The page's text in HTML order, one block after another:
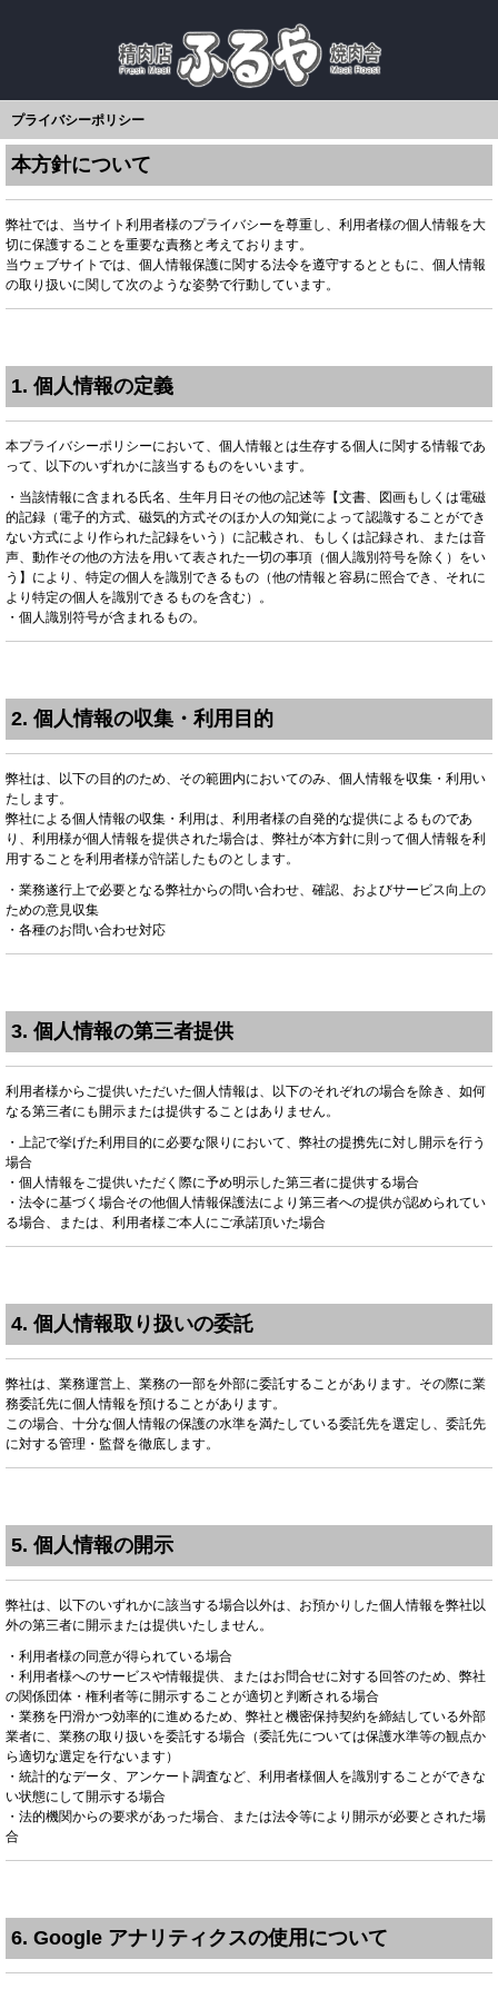
プライバシーポリシー
本方針について
弊社では、当サイト利用者様のプライバシーを尊重し、利用者様の個人情報を大
切に保護することを重要な責務と考えております。
当ウェブサイトでは、個人情報保護に関する法令を遵守するとともに、個人情報
の取り扱いに関して次のような姿勢で行動しています。
1. 個人情報の定義
本プライバシーポリシーにおいて、個人情報とは生存する個人に関する情報であ
って、以下のいずれかに該当するものをいいます。
・当該情報に含まれる氏名、生年月日その他の記述等【文書、図画もしくは電磁
的記録（電子的方式、磁気的方式そのほか人の知覚によって認識することができ
ない方式により作られた記録をいう）に記載され、もしくは記録され、または音
声、動作その他の方法を用いて表された一切の事項（個人識別符号を除く）をい
う】により、特定の個人を識別できるもの（他の情報と容易に照合でき、それに
より特定の個人を識別できるものを含む）。
・個人識別符号が含まれるもの。
2. 個人情報の収集・利用目的
弊社は、以下の目的のため、その範囲内においてのみ、個人情報を収集・利用い
たします。
弊社による個人情報の収集・利用は、利用者様の自発的な提供によるものであ
り、利用様が個人情報を提供された場合は、弊社が本方針に則って個人情報を利
用することを利用者様が許諾したものとします。
・業務遂行上で必要となる弊社からの問い合わせ、確認、およびサービス向上の
ための意見収集
・各種のお問い合わせ対応
3. 個人情報の第三者提供
利用者様からご提供いただいた個人情報は、以下のそれぞれの場合を除き、如何
なる第三者にも開示または提供することはありません。
・上記で挙げた利用目的に必要な限りにおいて、弊社の提携先に対し開示を行う
場合
・個人情報をご提供いただく際に予め明示した第三者に提供する場合
・法令に基づく場合その他個人情報保護法により第三者への提供が認められてい
る場合、または、利用者様ご本人にご承諾頂いた場合
4. 個人情報取り扱いの委託
弊社は、業務運営上、業務の一部を外部に委託することがあります。その際に業
務委託先に個人情報を預けることがあります。
この場合、十分な個人情報の保護の水準を満たしている委託先を選定し、委託先
に対する管理・監督を徹底します。
5. 個人情報の開示
弊社は、以下のいずれかに該当する場合以外は、お預かりした個人情報を弊社以
外の第三者に開示または提供いたしません。
・利用者様の同意が得られている場合
・利用者様へのサービスや情報提供、またはお問合せに対する回答のため、弊社
の関係団体・権利者等に開示することが適切と判断される場合
・業務を円滑かつ効率的に進めるため、弊社と機密保持契約を締結している外部
業者に、業務の取り扱いを委託する場合（委託先については保護水準等の観点か
ら適切な選定を行ないます）
・統計的なデータ、アンケート調査など、利用者様個人を識別することができな
い状態にして開示する場合
・法的機関からの要求があった場合、または法令等により開示が必要とされた場
合
6. Google アナリティクスの使用について